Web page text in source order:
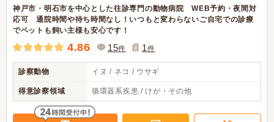
神戸市・明石市を中心とした往診専門の動物病院 WEB予約・夜間対
応可 通院時間や待ち時間なし！いつもと変わらないご自宅での診療
でペットも飼い主様も安心です！
4.86 15件 1件
診察動物 イヌ / ネコ / ウサギ
得意診察領域 循環器系疾患 / けが・その他